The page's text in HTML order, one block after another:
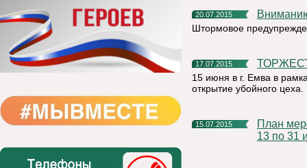
20.07.2015
Штормовое
17.07.2015
15 июня в г. Емва в
открытие убойного цеха.
15.07.2015
План мероприятий для детей планируемых к проведению с
13 по 31